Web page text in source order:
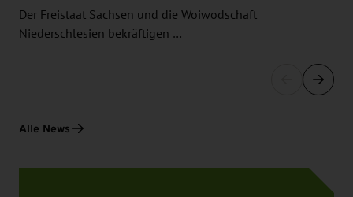
Der Freistaat Sachsen und die Woiwodschaft
Niederschlesien bekräftigen …
Alle News